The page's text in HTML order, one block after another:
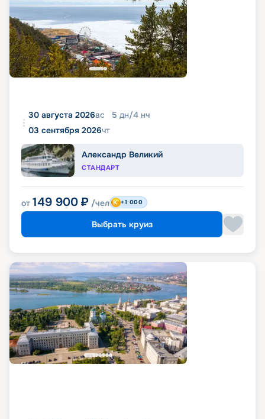
30 августа 2026вс 5 дн/4 нч
03 сентября 2026чт
Александр Великий
СТАНДАРТ
от 149 900 ₽ /чел +1 000
Выбрать круиз